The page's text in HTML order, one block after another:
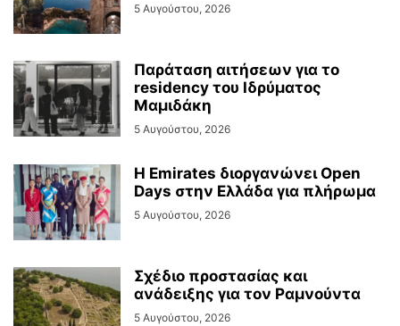
5 Αυγούστου, 2026
Παράταση αιτήσεων για το
residency του Ιδρύματος
Μαμιδάκη
5 Αυγούστου, 2026
Η Emirates διοργανώνει Open
Days στην Ελλάδα για πλήρωμα
5 Αυγούστου, 2026
Σχέδιο προστασίας και
ανάδειξης για τον Ραμνούντα
5 Αυγούστου, 2026